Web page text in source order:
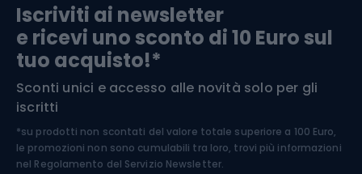
Arrampicata
Medicina dello sport
Abbigliamento ciclistico
Iscriviti ai newsletter
e ricevi uno sconto di 10 Euro sul
tuo acquisto!*
Sconti unici e accesso alle novità solo per gli
iscritti
*su prodotti non scontati del valore totale superiore a 100 Euro,
le promozioni non sono cumulabili tra loro, trovi più informazioni
nel Regolamento del Servizio Newsletter.